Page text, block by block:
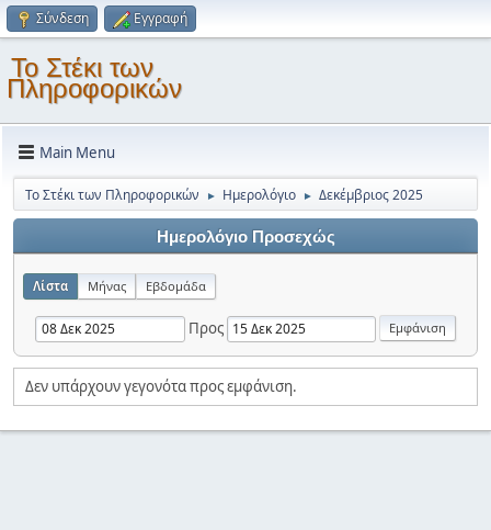
Σύνδεση Εγγραφή
Το Στέκι των
Πληροφορικών
Main Menu
Το Στέκι των Πληροφορικών ► Ημερολόγιο ► Δεκέμβριος 2025
Ημερολόγιο Προσεχώς
Λίστα Μήνας Εβδομάδα
Προς
Δεν υπάρχουν γεγονότα προς εμφάνιση.